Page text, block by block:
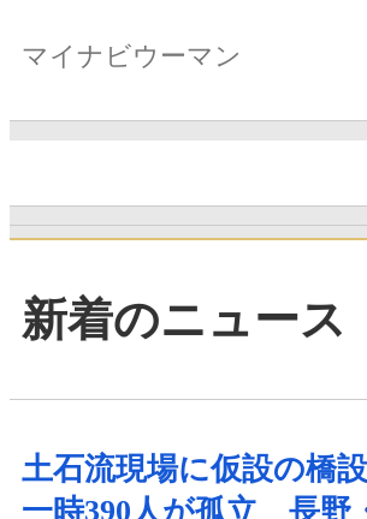
マイナビウーマン
新着のニュース
土石流現場に仮設の橋設
一時390人が孤立 長野